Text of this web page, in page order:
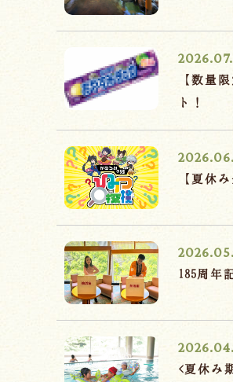
【数量
ト！
【夏休
185周年
<夏休み